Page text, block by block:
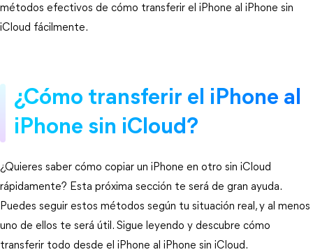
métodos efectivos de cómo transferir el iPhone al iPhone sin
iCloud fácilmente.
¿Cómo transferir el iPhone al
iPhone sin iCloud?
¿Quieres saber cómo copiar un iPhone en otro sin iCloud
rápidamente? Esta próxima sección te será de gran ayuda.
Puedes seguir estos métodos según tu situación real, y al menos
uno de ellos te será útil. Sigue leyendo y descubre cómo
transferir todo desde el iPhone al iPhone sin iCloud.